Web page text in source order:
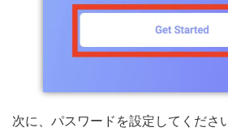
次に、パスワードを設定してくださ